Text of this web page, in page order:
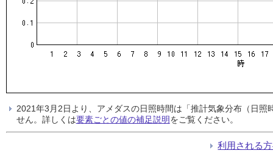
2021年3月2日より、アメダスの日照時間は「推計気象分布（日
せん。詳しくは要素ごとの値の補足説明をご覧ください。
利用される